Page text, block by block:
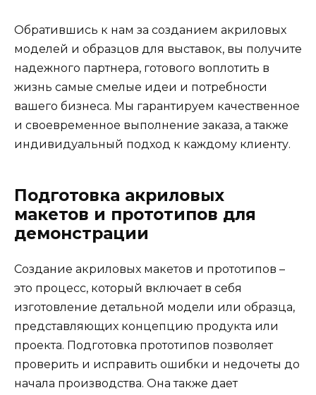
Обратившись к нам за созданием акриловых
моделей и образцов для выставок, вы получите
надежного партнера, готового воплотить в
жизнь самые смелые идеи и потребности
вашего бизнеса. Мы гарантируем качественное
и своевременное выполнение заказа, а также
индивидуальный подход к каждому клиенту.
Подготовка акриловых
макетов и прототипов для
демонстрации
Создание акриловых макетов и прототипов –
это процесс, который включает в себя
изготовление детальной модели или образца,
представляющих концепцию продукта или
проекта. Подготовка прототипов позволяет
проверить и исправить ошибки и недочеты до
начала производства. Она также дает